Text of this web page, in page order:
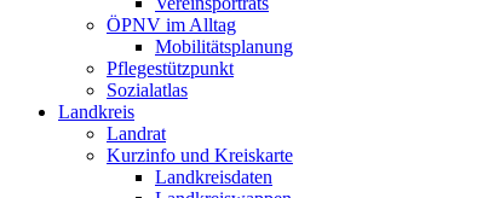
ÖPNV im Alltag
Mobilitätsplanung
Pflegestützpunkt
Sozialatlas
Landkreis
Landrat
Kurzinfo und Kreiskarte
Landkreisdaten